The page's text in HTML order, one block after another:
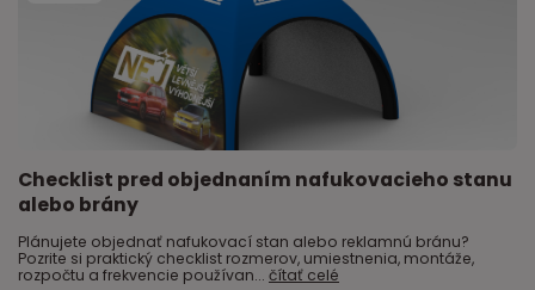
Checklist pred objednaním nafukovacieho stanu
alebo brány
Plánujete objednať nafukovací stan alebo reklamnú bránu?
Pozrite si praktický checklist rozmerov, umiestnenia, montáže,
rozpočtu a frekvencie používan... čítať celé